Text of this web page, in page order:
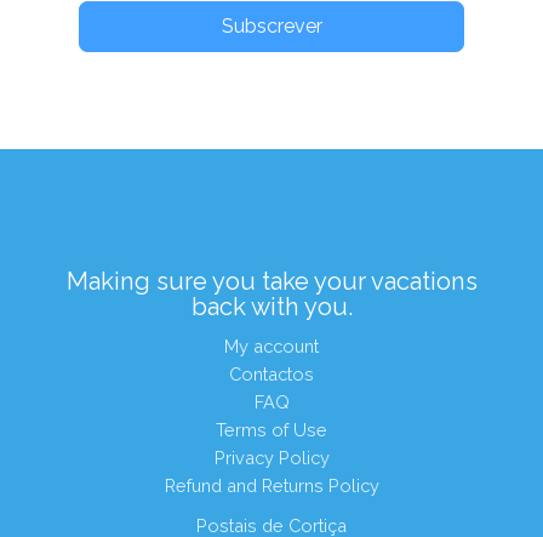
Subscrever
Making sure you take your vacations
back with you.
My account
Contactos
FAQ
Terms of Use
Privacy Policy
Refund and Returns Policy
Postais de Cortiça